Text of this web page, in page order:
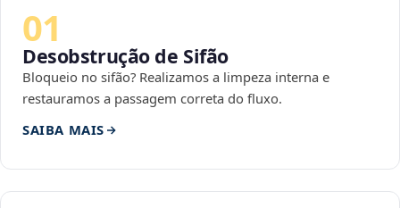
01
Desobstrução de Sifão
Bloqueio no sifão? Realizamos a limpeza interna e
restauramos a passagem correta do fluxo.
SAIBA MAIS